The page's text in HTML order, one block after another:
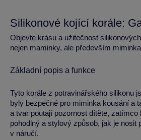
Silikonové kojící korále:
Objevte krásu a užitečnost
nejen maminky, ale především
Základní popis a funkce
Tyto korále z potravinářského silikonu
byly bezpečné pro miminka kousání a
a tvar poutají pozornost dítěte, zatímco
pohodlný a stylový způsob, jak je nosit
v náručí.